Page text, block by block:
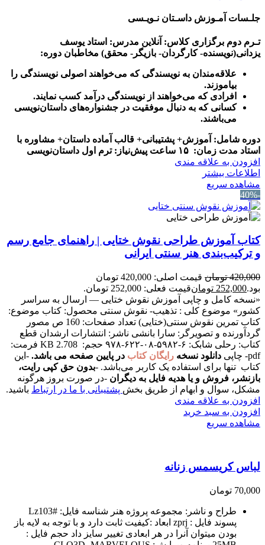
جلـسات آمـوزش داسـتان نـویـسی
تـرم دوم برگزاری کلاس: آنلاین مدرس: استاد یوسف
یزدانی(نویسنده- کارگردان- بازیگر- محقق) مخاطبان دوره:
علاقه‌مندان به نویسندگی که می‌خواهند اصولی نویسندگی را
بیاموزند.
افرادی که می‌خواهند از نویسندگی درآمد کسب نمایند.
کسانی که به دنبال موفقیت در جشنواره‌های داستان‌نویسی
می‌باشند.
دوره شامل: آموزش+ پشتیبانی+ قالب آماده داستان+ مشاوره با
استاد مدت زمان: ۱۵ ساعت
پیش‌نیاز: ترم اول داستان‌نویسی
افزودن به علاقه مندی
اطلاعات بیشتر
مشاهده سریع
-40%
کتاب آموزش طراحی نقوش ختایی | راهنمای جامع رسم
و ترکیب‌بندی هنر سنتی ایرانی
420,000 تومان
قیمت اصلی: 420,000 تومان
بود.252,000 تومانقیمت فعلی: 252,000 تومان.
«نسخه کامل و چاپی آموزش نقوش ختایی — ارسال به سراسر
کشور» موضوع کلی : تذهیب- نقوش سنتی محصول: کتاب موضوع:
کتاب تمرین نقوش سنتی(ختایی) تعداد صفحات: 160 ص مصور
گردآورنده و تصویرگر: سارا بانشی ناشر: انتشارات ارشدان قطع
کتاب: رحلی شابک: ۶-۵۹۸۲-۰۸-۶۲۲-۹۷۸ حجم: KB 2.708 فرمت:
pdf- چاپی
دانلود نسخه رایگان کتاب در پایین صفحه می باشد. -این
کتاب تنها برای استفاده یک کاربر می‌باشد. -بدون حق کپی رایت،
بازنشر، فروش و یا هدیه فایل به دیگران -در صورت بروز هرگونه
مشکل، سوال و ابهام از طریق بخش پشتیبانی با ما در ارتباط باشید.
افزودن به علاقه مندی
افزودن به سبد خرید
مشاهده سریع
لباس کریسمس زنانه
70,000 تومان
طراح و ناشر: مجموعه پروژه هنر شناسه فایل: #Lz103
پسوند فایل : zprj ابعاد :کیفیت ثابت دارد و با توجه به لایه باز
بودن میتوان آنرا در هر ابعادی تغییر سایز داد حجم فایل :